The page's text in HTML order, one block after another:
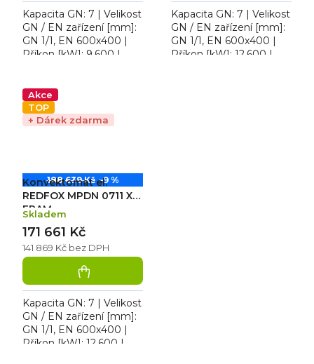
Kapacita GN: 7 | Velikost
GN / EN zařízení [mm]:
GN 1/1, EN 600x400 |
Příkon [kW]: 9,600 |
Konvektomat
REDFOX...
Kapacita GN: 7 | Velikost
GN / EN zařízení [mm]:
GN 1/1, EN 600x400 |
Příkon [kW]: 12,600 |
Akce
TOP
+ Dárek zdarma
188 639 Kč –9 %
Konvektomat el.
REDFOX MPDN 0711 X
ERAM
Skladem
141 869 Kč bez DPH
171 661 Kč
Kapacita GN: 7 | Velikost
GN / EN zařízení [mm]:
GN 1/1, EN 600x400 |
Příkon [kW]: 12,600 |